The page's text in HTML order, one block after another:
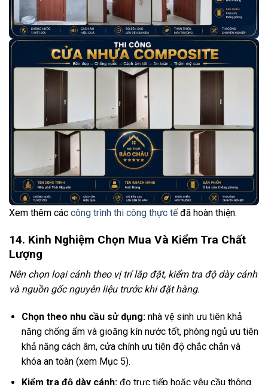
Xem thêm các công trình thi công thực tếđã hoàn thiện.
14. Kinh Nghiệm Chọn Mua Và Kiểm Tra Chất
Lượng
Nên chọn loại cánh theo vị trí lắp đặt, kiểm tra độ dày cánh
và nguồn gốc nguyên liệu trước khi đặt hàng.
Chọn theo nhu cầu sử dụng:nhà vệ sinh ưu tiên khả
năng chống ẩm và gioăng kín nước tốt, phòng ngủ ưu tiên
khả năng cách âm, cửa chính ưu tiên độ chắc chắn và
khóa an toàn (xem Mục 5).
Kiểm tra độ dày cánh:đo trực tiếp hoặc yêu cầu thông